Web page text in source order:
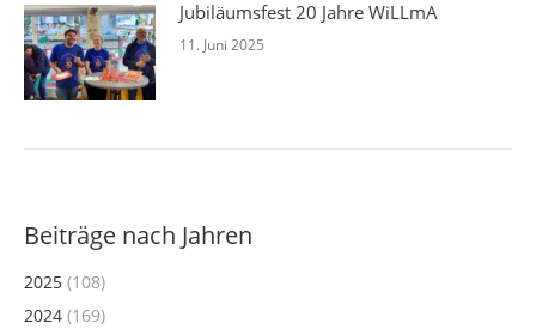
Jubiläumsfest 20 Jahre WiLLmA
11. Juni 2025
Beiträge nach Jahren
2025 (108)
2024 (169)